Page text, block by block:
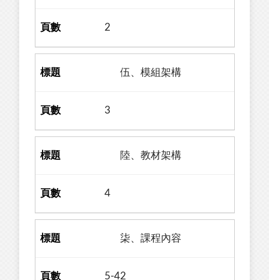
2
伍、模組架構
3
陸、教材架構
4
柒、課程內容
5-42